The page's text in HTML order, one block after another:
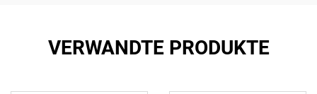
VERWANDTE PRODUKTE